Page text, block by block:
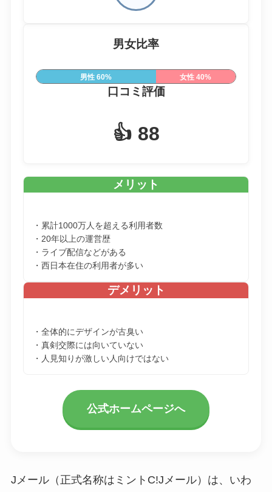
男女比率
男性 60% 女性 40%
口コミ評価
👍 88
メリット
・累計1000万人を超える利用者数
・20年以上の運営歴
・ライブ配信などがある
・西日本在住の利用者が多い
デメリット
・全体的にデザインが古臭い
・真剣交際には向いていない
・人見知りが激しい人向けではない
公式ホームページへ
Jメール（正式名称はミントC!Jメール）は、いわ